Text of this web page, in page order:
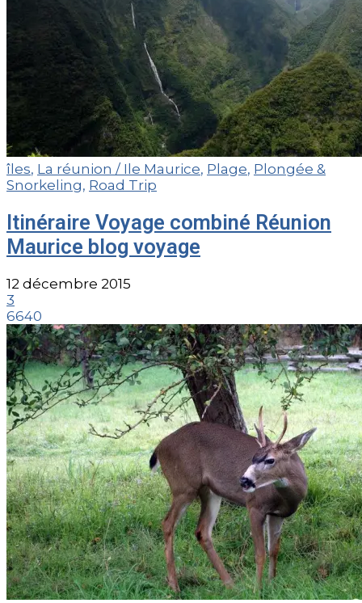
îles, La réunion / Ile Maurice, Plage, Plongée &
Snorkeling, Road Trip
Itinéraire Voyage combiné Réunion
Maurice blog voyage
12 décembre 2015
3
6640